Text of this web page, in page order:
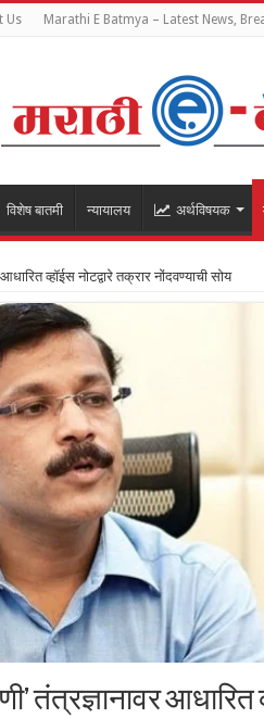
Us Marathi E Batmya – Latest News,
विशेष बातमी न्यायालय अर्थविषयक
व्हॉईस नोटद्वारे तक्रार नोंदवण्याची सोय
तंत्रज्ञानावर आधारित